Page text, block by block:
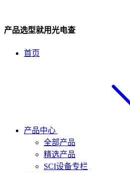
产品选型就用光电查
首页
产品中心
全部产品
精选产品
SCI设备专栏